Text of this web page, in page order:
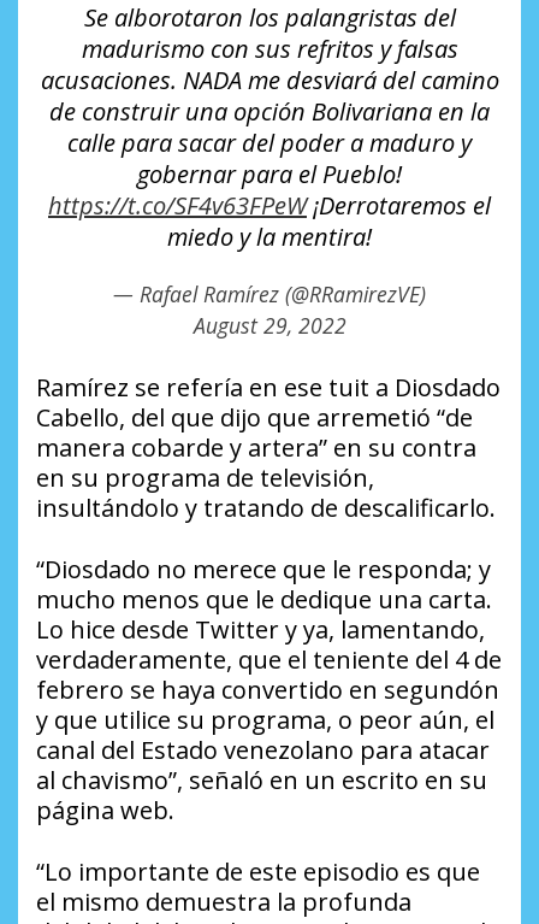
Se alborotaron los palangristas del
madurismo con sus refritos y falsas
acusaciones. NADA me desviará del camino
de construir una opción Bolivariana en la
calle para sacar del poder a maduro y
gobernar para el Pueblo!
https://t.co/SF4v63FPeW¡Derrotaremos el
miedo y la mentira!
— Rafael Ramírez (@RRamirezVE)
August 29, 2022
Ramírez se refería en ese tuit a Diosdado
Cabello, del que dijo que arremetió “de
manera cobarde y artera” en su contra
en su programa de televisión,
insultándolo y tratando de descalificarlo.
“Diosdado no merece que le responda; y
mucho menos que le dedique una carta.
Lo hice desde Twitter y ya, lamentando,
verdaderamente, que el teniente del 4 de
febrero se haya convertido en segundón
y que utilice su programa, o peor aún, el
canal del Estado venezolano para atacar
al chavismo”, señaló en un escrito en su
página web.
“Lo importante de este episodio es que
el mismo demuestra la profunda